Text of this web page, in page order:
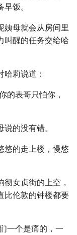
饭。
姨母就会从房间里
叫醒的任务交给哈
莉说道：
的表哥只怕你，
的没有错。
悠的走上楼，慢悠
女贞街的上空，
比伦敦的钟楼都要
一个是痛的，一